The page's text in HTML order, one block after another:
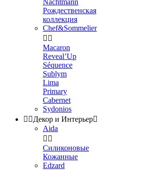
Nachtmann
Рождественская
коллекция
Chef&Sommelier
 
Macaron
Reveal’Up
Séquence
Sublym
Lima
Primary
Cabernet
Sydonios
 Декор и Интерьер
Aida
 
Силиконовые
Кожанные
Edzard